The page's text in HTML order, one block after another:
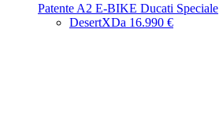
Patente A2 E-BIKE Ducati Speciale
DesertXDa 16.990 €